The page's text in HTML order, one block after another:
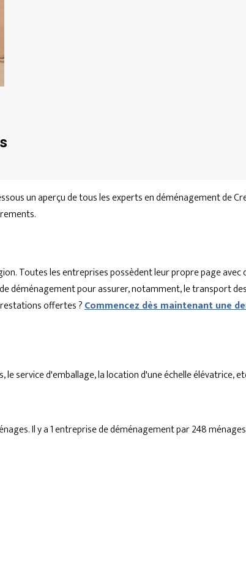
un aperçu de tous les experts en déménagement de
Toutes les entreprises possèdent leur propre page
déménagement pour assurer, notamment, le transport
offertes ?Commencez dès maintenant une
service d'emballage, la location d'une échelle élévatrice,
Il y a 1 entreprise de déménagement par 248